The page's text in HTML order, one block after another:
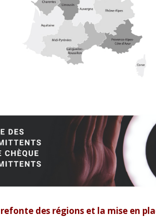
refonte des régions et la mise en